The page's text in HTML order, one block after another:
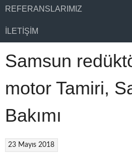
REFERANSLARIMIZ
İLETIŞIM
Samsun
motor Tamiri,
Bakımı
23 Mayıs 2018